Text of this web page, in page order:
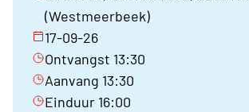
(Westmeerbeek)
17-09-26
Ontvangst 13:30
Aanvang 13:30
Einduur 16:00